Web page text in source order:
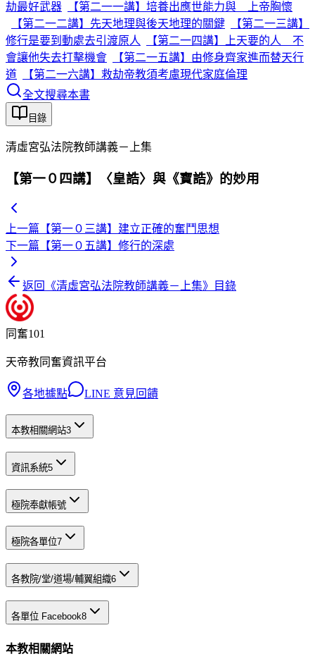
劫最好武器
【第二一一講】培養出應世能力與 上帝胸懷
【第二一二講】先天地理與後天地理的關鍵
【第二一三講】
修行是要到動處去引渡原人
【第二一四講】上天要的人 不
會讓他失去打擊機會
【第二一五講】由修身齊家進而替天行
道
【第二一六講】救劫帝教須考慮現代家庭倫理
全文搜尋本書
目錄
清虛宮弘法院教師講義－上集
【第一０四講】〈皇誥〉與《寶誥》的妙用
上一篇 【第一０三講】建立正確的奮鬥思想
下一篇 【第一０五講】修行的深處
返回《清虛宮弘法院教師講義－上集》目錄
同奮101
天帝教同奮資訊平台
各地據點 LINE 意見回饋
本教相關網站3
資訊系統5
極院奉獻帳號
極院各單位7
各教院/堂/道場/輔翼組織6
各單位 Facebook8
本教相關網站